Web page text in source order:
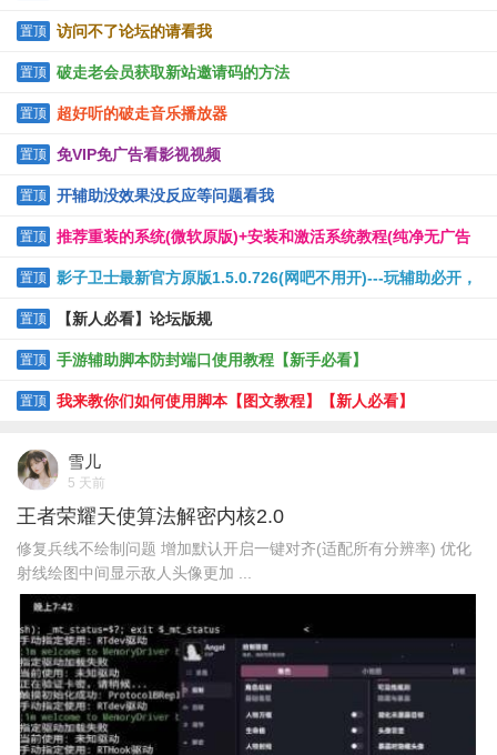
置顶 访问不了论坛的请看我
置顶 破走老会员获取新站邀请码的方法
置顶 超好听的破走音乐播放器
置顶 免VIP免广告看影视视频
置顶 开辅助没效果没反应等问题看我
置顶 推荐重装的系统(微软原版)+安装和激活系统教程(纯净无广告
软件)
置顶 影子卫士最新官方原版1.5.0.726(网吧不用开)---玩辅助必开，
保护电脑
置顶 【新人必看】论坛版规
置顶 手游辅助脚本防封端口使用教程【新手必看】
置顶 我来教你们如何使用脚本【图文教程】【新人必看】
雪儿
5 天前
王者荣耀天使算法解密内核2.0
修复兵线不绘制问题 增加默认开启一键对齐(适配所有分辨率) 优化
射线绘图中间显示敌人头像更加 ...